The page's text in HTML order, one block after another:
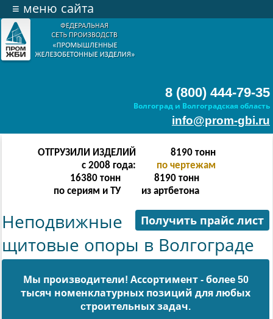
8 (800) 444-79-35
Волгоград и Волгоградская область
info@prom-gbi.ru
≡ меню сайта
ОТГРУЗИЛИ ИЗДЕЛИЙ
с 2008 года:
32766тонн
по чертежам
65532 тонн
по сериям и ТУ
32766 тонн
из артбетона
Получить прайс лист
Неподвижные
щитовые опоры в Волгограде
Мы производители! Ассортимент - более 50
тысяч номенклатурных позиций для любых
cтроительных задач.